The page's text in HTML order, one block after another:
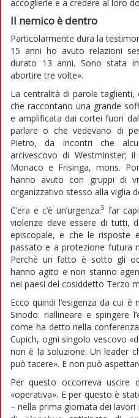
accoglierle e a credere al loro
Il nemico è dentro
Particolarmente dura la
15 anni ho avuto relazioni
durato 13 anni. Sono stata
abortire tre volte».
La centralità di parole
che raccontano una grande
e amplificata dai cortei fuori
parlare o che vedevano di
Pietro, da incontri che
arcivescovo di Westminster;
Monaco e Frisinga, mons.
hanno avuto con gruppi di
organizzativo stesso alla viglia
C’era e c’è un’urgenza:5 far
violenze deve essere di tutti,
episcopale, e che le risposte
passato e a protezione futura
Perché un fatto è sotto gli
hanno agito e non stanno
nei paesi del cosiddetto Terzo
Ecco quindi l’esigenza da cui
Sinodo: riallineare e spingere
come ha detto nella
Cupich, ogni singolo vescovo
non è la soluzione. Un leader
può tacere». E non può
Per questo occorreva uscire
«operativa». E per questo è
– nella prima giornata dei